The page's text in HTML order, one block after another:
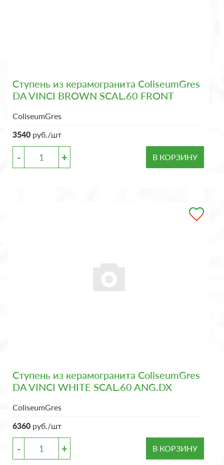
Ступень из керамогранита ColiseumGres
DA VINCI BROWN SCAL.60 FRONT
ColiseumGres
3540 руб./шт
- + В КОРЗИНУ
Ступень из керамогранита ColiseumGres
DA VINCI WHITE SCAL.60 ANG.DX
ColiseumGres
6360 руб./шт
- + В КОРЗИНУ